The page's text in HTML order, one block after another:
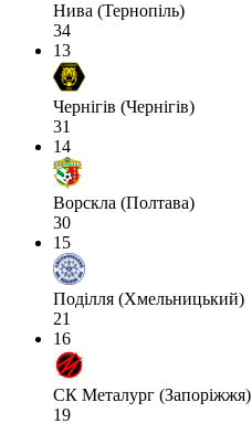
Нива (Тернопіль)
34
13
Чернігів (Чернігів)
31
14
Ворскла (Полтава)
30
15
Поділля (Хмельницький)
21
16
СК Металург (Запоріжжя)
19